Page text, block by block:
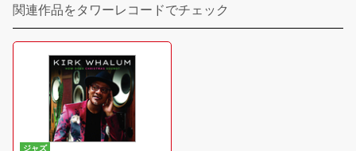
関連作品をタワーレコードでチェック
ジャズ